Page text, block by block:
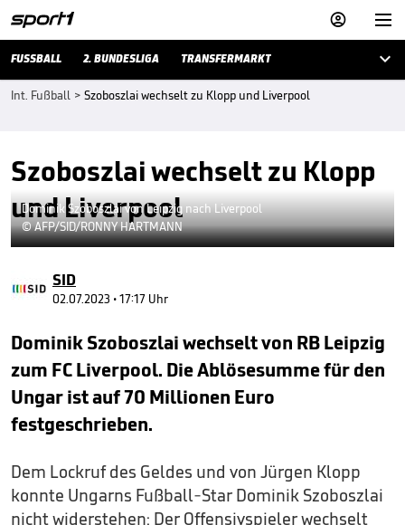


FUSSBALL 2. BUNDESLIGA TRANSFERMARKT 
Int. Fußball > Szoboszlai wechselt zu Klopp und Liverpool
Szoboszlai wechselt zu Klopp
und Liverpool
Dominik Szoboszlai von Leipzig nach Liverpool
© AFP/SID/RONNY HARTMANN
SID
02.07.2023 • 17:17 Uhr
Dominik Szoboszlai wechselt von RB Leipzig
zum FC Liverpool. Die Ablösesumme für den
Ungar ist auf 70 Millionen Euro
festgeschrieben.
Dem Lockruf des Geldes und von Jürgen Klopp
konnte Ungarns Fußball-Star Dominik Szoboszlai
nicht widerstehen: Der Offensivspieler wechselt